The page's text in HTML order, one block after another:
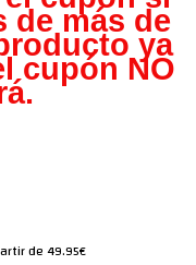
de más de
ya
cupón NO
de 49.95€